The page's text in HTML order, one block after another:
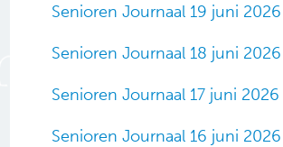
Senioren Journaal 19 juni 2026
Senioren Journaal 18 juni 2026
Senioren Journaal 17 juni 2026
Senioren Journaal 16 juni 2026